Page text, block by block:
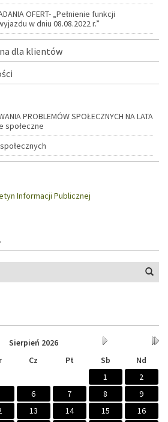
OFERT- „Pełnienie funkcji
w dniu 08.08.2022 r.”
dla klientów
PROBLEMÓW SPOŁECZNYCH NA LATA
społeczne
Sierpień 2026
Miesiąc
Rok
Cz Pt Sb
Nd
1
2
6 7 8 9
13 14 15
16